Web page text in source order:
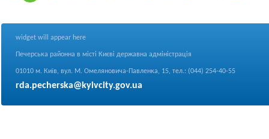
widget will appear here
Печерська районна в місті Києві державна адміністрація
01010 м. Київ, вул. М. Омеляновича-Павленка, 15, тел.: (044) 254-40-55
rda.pecherska@kyivcity.gov.ua